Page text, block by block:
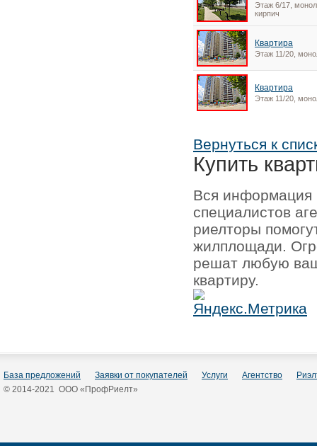
Этаж 6/17,
кирпич
Квартира
Этаж 11/20,
Квартира
Этаж 11/20,
Вернуться к
Купить
Вся информация
специалистов
риелторы
жилплощади.
решат любую
квартиру.
База предложений Заявки от покупателей Услуги Агентство
© 2014-2021 ООО «ПрофРиелт»